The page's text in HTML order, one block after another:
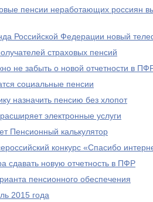
пенсии неработающих россиян
Российской Федерации новый
страховых пенсий
не забыть о новой отчетности в
социальные пенсии
назначить пенсию без хлопот
электронные услуги
Пенсионный калькулятор
конкурс «Спасибо
сдавать новую отчетность в ПФР
пенсионного обеспечения
2015 года